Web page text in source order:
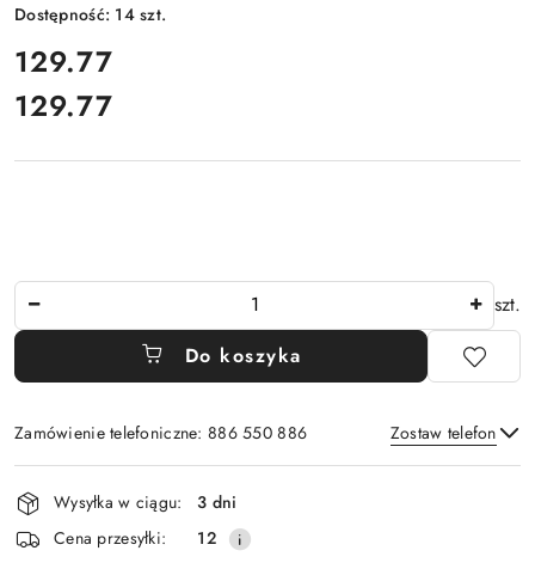
Dostępność: 14szt.
cena:
129.77
Cena:
129.77
szt.
Do koszyka
Zamówienie telefoniczne: 886 550 886 Zostaw telefon
Wyślij
Dostępność
i
dostawa
Wysyłka w ciągu:
3 dni
Cena przesyłki:
12